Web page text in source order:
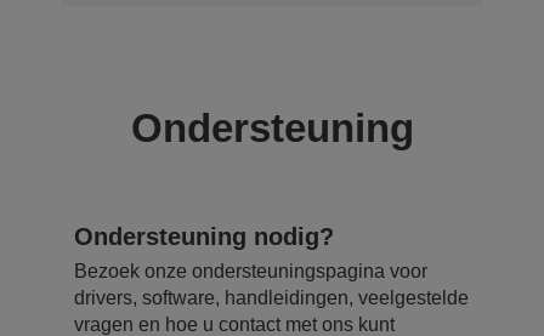
Ondersteuning
Ondersteuning nodig?
Bezoek onze ondersteuningspagina voor
drivers, software, handleidingen, veelgestelde
vragen en hoe u contact met ons kunt